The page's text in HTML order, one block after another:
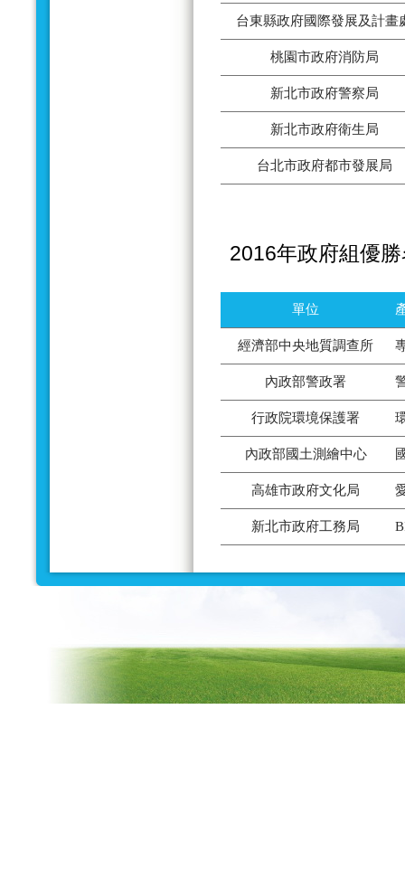
台東縣政府國際發展及計畫
桃園市政府消防局
新北市政府警察局
新北市政府衛生局
台北市政府都市發展局
2016年政府組優
單位
經濟部中央地質調查所
內政部警政署
行政院環境保護署
內政部國土測繪中心
高雄市政府文化局
新北市政府工務局